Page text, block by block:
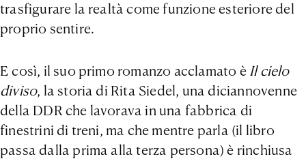
trasfigurare la realtà come funzione esteriore del
proprio sentire.
E così, il suo primo romanzo acclamato è Il cielo
diviso, la storia di Rita Siedel, una diciannovenne
della DDR che lavorava in una fabbrica di
finestrini di treni, ma che mentre parla (il libro
passa dalla prima alla terza persona) è rinchiusa